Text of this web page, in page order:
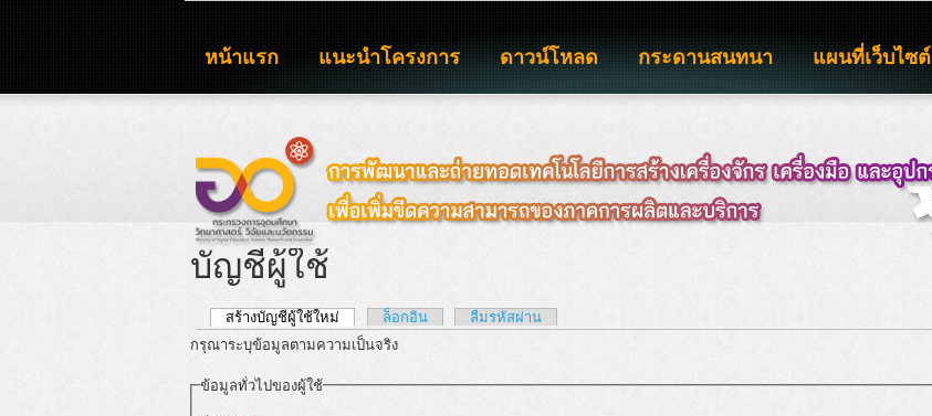
หน้าแรก แนะนำโครงการ ดาวน์โหลด กระดานสนทนา แผนที่เว็บไซต์
บัญชีผู้ใช้
สร้างบัญชีผู้ใช้ใหม่ ล็อกอิน
ลืมรหัสผ่าน
กรุณาระบุข้อมูลตามความเป็นจริง
ข้อมูลทั่วไปของผู้ใช้